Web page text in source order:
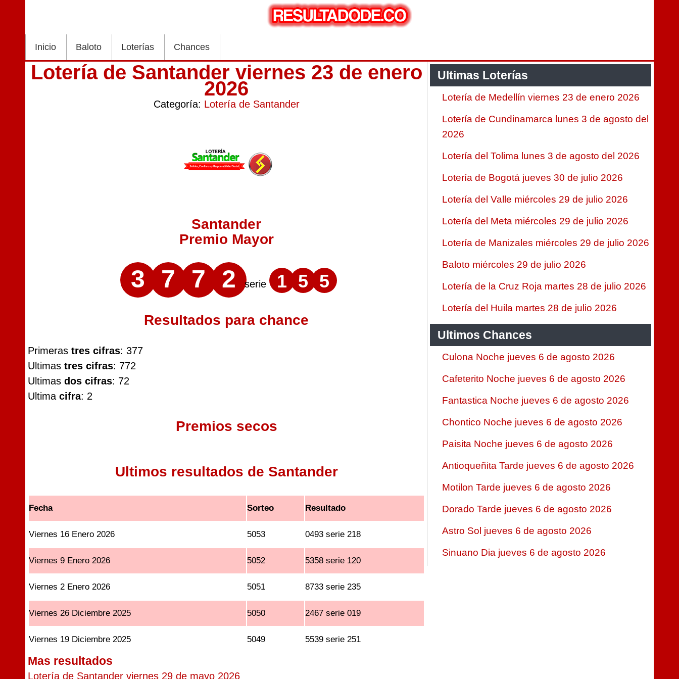
Inicio Baloto Loterías Chances
Lotería de Santander viernes 23 de enero
2026
Categoría: Lotería de Santander
Santander
Premio Mayor
3 7 7 2 serie 1 5 5
Resultados para chance
Primeras tres cifras: 377
Ultimas tres cifras: 772
Ultimas dos cifras: 72
Ultima cifra: 2
Premios secos
Ultimos resultados de Santander
Fecha Sorteo Resultado
Viernes 16 Enero 2026 5053 0493 serie 218
Viernes 9 Enero 2026 5052 5358 serie 120
Viernes 2 Enero 2026 5051 8733 serie 235
Viernes 26 Diciembre 2025 5050 2467 serie 019
Viernes 19 Diciembre 2025 5049 5539 serie 251
Mas resultados
Lotería de Santander viernes 29 de mayo 2026
Ultimas Loterías
Lotería de Medellín viernes 23 de enero 2026
Lotería de Cundinamarca lunes 3 de agosto del
2026
Lotería del Tolima lunes 3 de agosto del 2026
Lotería de Bogotá jueves 30 de julio 2026
Lotería del Valle miércoles 29 de julio 2026
Lotería del Meta miércoles 29 de julio 2026
Lotería de Manizales miércoles 29 de julio 2026
Baloto miércoles 29 de julio 2026
Lotería de la Cruz Roja martes 28 de julio 2026
Lotería del Huila martes 28 de julio 2026
Ultimos Chances
Culona Noche jueves 6 de agosto 2026
Cafeterito Noche jueves 6 de agosto 2026
Fantastica Noche jueves 6 de agosto 2026
Chontico Noche jueves 6 de agosto 2026
Paisita Noche jueves 6 de agosto 2026
Antioqueñita Tarde jueves 6 de agosto 2026
Motilon Tarde jueves 6 de agosto 2026
Dorado Tarde jueves 6 de agosto 2026
Astro Sol jueves 6 de agosto 2026
Sinuano Dia jueves 6 de agosto 2026